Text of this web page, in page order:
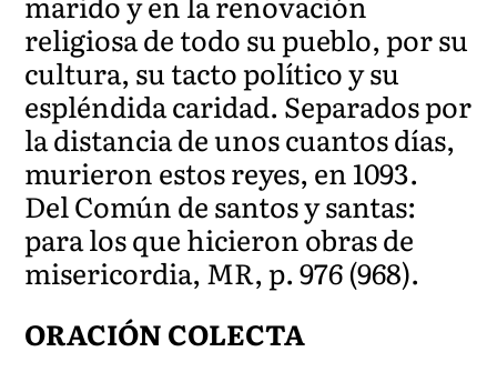
religiosa de todo su pueblo, por su
cultura, su tacto político y su
espléndida caridad. Separados por
la distancia de unos cuantos días,
murieron estos reyes, en 1093.
Del Común de santos y santas:
para los que hicieron obras de
misericordia, MR, p. 976 (968).
ORACIÓN COLECTA